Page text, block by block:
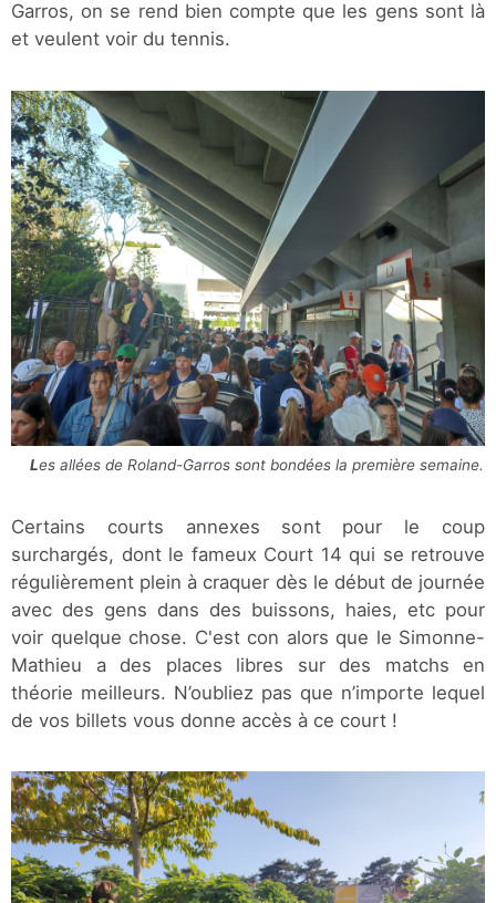
Garros, on se rend bien compte que les gens sont là
et veulent voir du tennis.
Les allées de Roland-Garros sont bondées la première semaine.
Certains courts annexes sont pour le coup
surchargés, dont le fameux Court 14 qui se retrouve
régulièrement plein à craquer dès le début de journée
avec des gens dans des buissons, haies, etc pour
voir quelque chose. C'est con alors que le Simonne-
Mathieu a des places libres sur des matchs en
théorie meilleurs. N’oubliez pas que n’importe lequel
de vos billets vous donne accès à ce court !